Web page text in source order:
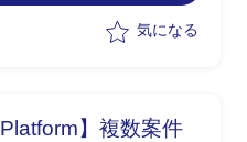
導入支援を推進
クセキュリティおよびIT資
を牽引し、プロアクティブ
気になる
】複数案件